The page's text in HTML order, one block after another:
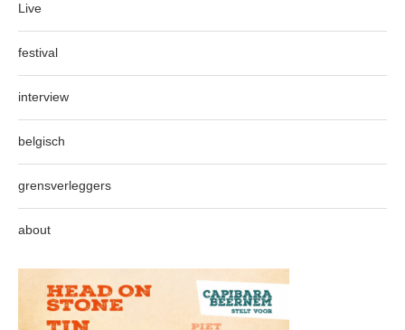
Live
festival
interview
belgisch
grensverleggers
about